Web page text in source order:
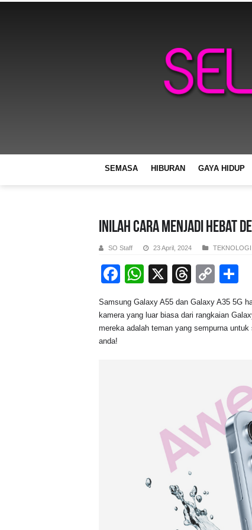
SEMASA HIBURAN GAYA HIDUP
Inilah Cara Menjadi Hebat
SO Staff 23 April, 2024 TEKNOLOGI
F
c
e
W
at
s
X
T
e
a
C
p
y
e
Samsung Galaxy A55 dan Galaxy A35 5G
kamera yang luar biasa dari rangkaian
mereka adalah teman yang sempurna
anda!